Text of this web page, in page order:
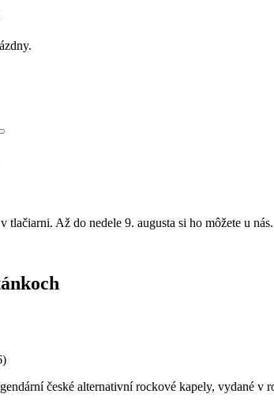
tlačiarni. Až do nedele 9. augusta si ho môžete u
)
české alternativní rockové kapely, vydané v